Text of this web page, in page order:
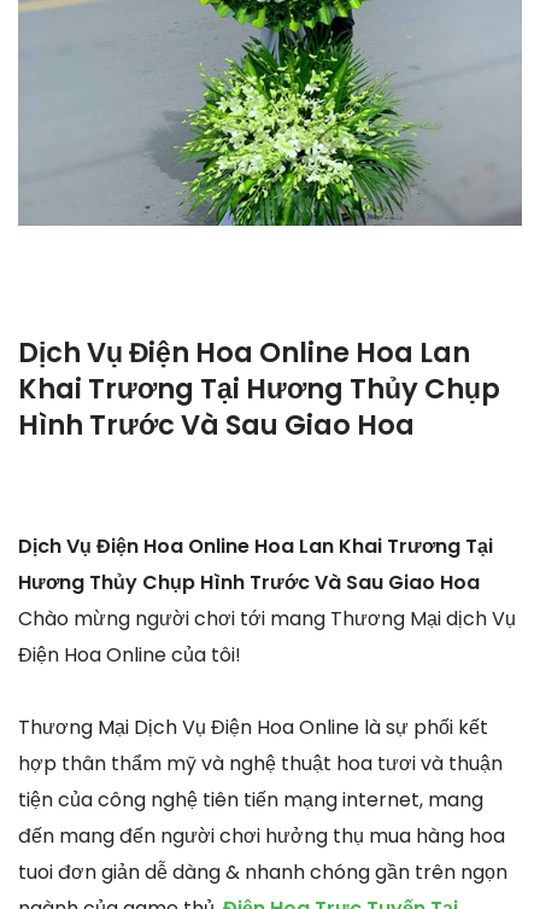
Dịch Vụ Điện Hoa Online Hoa Lan
Khai Trương Tại Hương Thủy Chụp
Hình Trước Và Sau Giao Hoa
Dịch Vụ Điện Hoa Online Hoa Lan Khai Trương Tại
Hương Thủy Chụp Hình Trước Và Sau Giao Hoa
Chào mừng người chơi tới mang Thương Mại dịch Vụ
Điện Hoa Online của tôi!
Thương Mại Dịch Vụ Điện Hoa Online là sự phối kết
hợp thân thẩm mỹ và nghệ thuật hoa tươi và thuận
tiện của công nghệ tiên tiến mạng internet, mang
đến mang đến người chơi hưởng thụ mua hàng hoa
tuoi đơn giản dễ dàng & nhanh chóng gần trên ngọn